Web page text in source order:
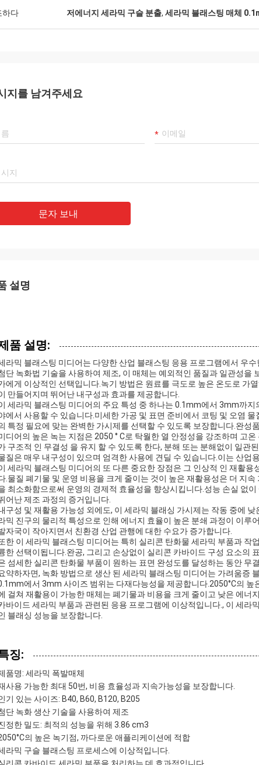
하다 저에너지 세라믹 구슬 분출, 세라믹 블래스팅 매체
지를 남겨주세요
문자 보내
설명
품 설명:
라믹 블래스팅 미디어는 다양한 산업 블래스팅 응용 프로그램에서 우
단 녹화법 기술을 사용하여 제조, 이 매체는 예외적인 품질과 일관성을
에게 이상적인 선택입니다.녹기 방법은 원료를 극도로 높은 온도로 가
만들어지며 뛰어난 내구성과 효과를 제공합니다.
세라믹 블래스팅 미디어의 주요 특성 중 하나는 0.1mm에서 3mm까
에서 사용할 수 있습니다.미세한 가공 및 표면 준비에서 코팅 및 오염
특정 필요에 맞는 완벽한 가시제를 선택할 수 있도록 보장합니다.완성
디어의 높은 녹는 지점은 2050 ° C로 탁월한 열 안정성을 강조하며 고
구조적 인 무결성 을 유지 할 수 있도록 한다, 분해 또는 분해없이 일관
질은 매우 내구성이 있으며 엄격한 사용에 견딜 수 있습니다.이는 산업
세라믹 블래스팅 미디어의 또 다른 중요한 장점은 그 인상적 인 재활
.물질 폐기물 및 운영 비용을 크게 줄이는 것이 높은 재활용성은 더 지
최소화함으로써 운영의 경제적 효율성을 향상시킵니다.성능 손실 없
어난 제조 과정의 증거입니다.
구성 및 재활용 가능성 외에도, 이 세라믹 블래싱 가시제는 작동 중에
믹 진구의 물리적 특성으로 인해 에너지 효율이 높은 분쇄 과정이 이루
자국이 작아지면서 친환경 산업 관행에 대한 수요가 증가합니다.
한 이 세라믹 블래스팅 미디어는 특히 실리콘 탄화물 세라믹 부품과 작
한 선택이됩니다.완공, 그리고 손상없이 실리콘 카바이드 구성 요소의
섬세한 실리콘 탄화물 부품이 원하는 표면 완성도를 달성하는 동안 무
약하자면, 녹화 방법으로 생산 된 세라믹 블래스팅 미디어는 가려움증
에서 3mm 사이즈 범위는 다재다능성을 제공합니다.2050°C의
걸쳐 재활용이 가능한 매체는 폐기물과 비용을 크게 줄이고 낮은 에너
바이드 세라믹 부품과 관련된 응용 프로그램에 이상적입니다., 이 세라
블래싱 성능을 보장합니다.
징:
품명: 세라믹 폭발매체
사용 가능한 최대 50번, 비용 효율성과 지속가능성을 보장합니다.
기 있는 사이즈: B40, B60, B120, B205
단 녹화 생산 기술을 사용하여 제조
정한 밀도: 최적의 성능을 위해 3.86 cm3
의 높은 녹기점, 까다로운 애플리케이션에 적합
라믹 구슬 블래스팅 프로세스에 이상적입니다.